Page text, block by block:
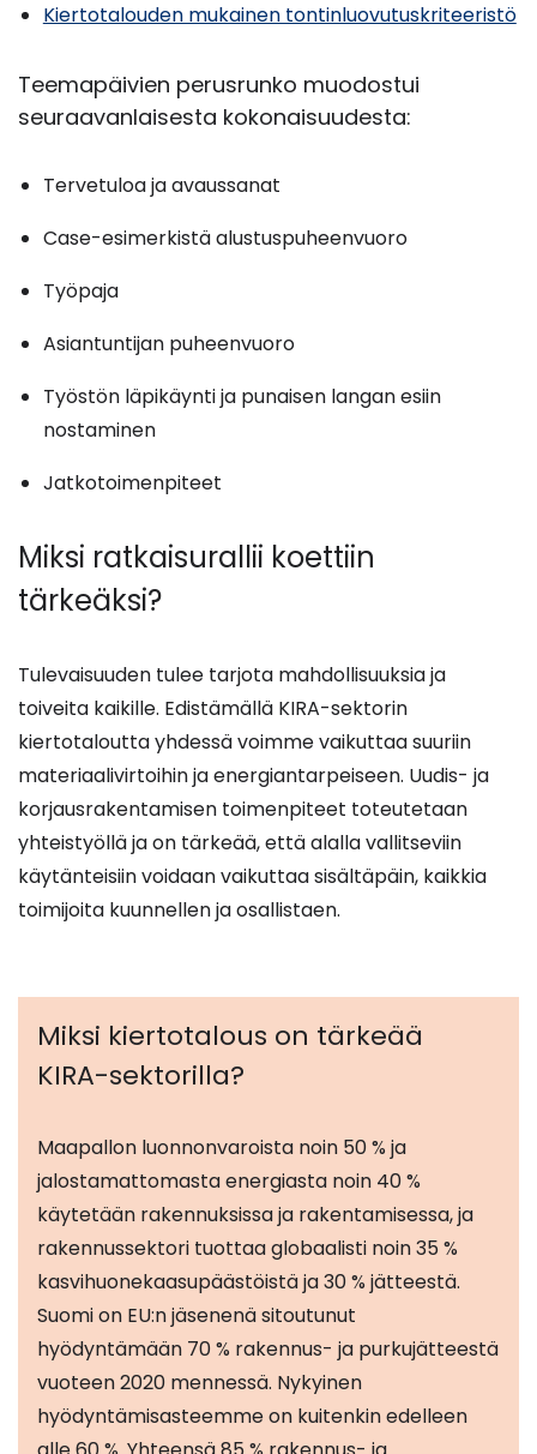
Kiertotalouden mukainen tontinluovutuskriteeristö
Teemapäivien perusrunko muodostui
seuraavanlaisesta kokonaisuudesta:
Tervetuloa ja avaussanat
Case-esimerkistä alustuspuheenvuoro
Työpaja
Asiantuntijan puheenvuoro
Työstön läpikäynti ja punaisen langan esiin
nostaminen
Jatkotoimenpiteet
Miksi ratkaisurallii koettiin
tärkeäksi?
Tulevaisuuden tulee tarjota mahdollisuuksia ja
toiveita kaikille. Edistämällä KIRA-sektorin
kiertotaloutta yhdessä voimme vaikuttaa suuriin
materiaalivirtoihin ja energiantarpeiseen. Uudis- ja
korjausrakentamisen toimenpiteet toteutetaan
yhteistyöllä ja on tärkeää, että alalla vallitseviin
käytänteisiin voidaan vaikuttaa sisältäpäin, kaikkia
toimijoita kuunnellen ja osallistaen.
Miksi kiertotalous on tärkeää
KIRA-sektorilla?
Maapallon luonnonvaroista noin 50 % ja
jalostamattomasta energiasta noin 40 %
käytetään rakennuksissa ja rakentamisessa, ja
rakennussektori tuottaa globaalisti noin 35 %
kasvihuonekaasupäästöistä ja 30 % jätteestä.
Suomi on EU:n jäsenenä sitoutunut
hyödyntämään 70 % rakennus- ja purkujätteestä
vuoteen 2020 mennessä. Nykyinen
hyödyntämisasteemme on kuitenkin edelleen